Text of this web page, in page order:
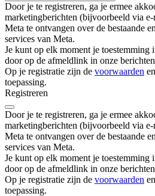
Door je te registreren, ga je ermee
marketingberichten (bijvoorbeeld via
Meta te ontvangen over de bestaande
services van Meta.
Je kunt op elk moment je toestemming
door op de afmeldlink in onze
Op je registratie zijn de voorwaarden en
toepassing.
Registreren
Door je te registreren, ga je ermee
marketingberichten (bijvoorbeeld via
Meta te ontvangen over de bestaande
services van Meta.
Je kunt op elk moment je toestemming
door op de afmeldlink in onze
Op je registratie zijn de voorwaarden en
toepassing.